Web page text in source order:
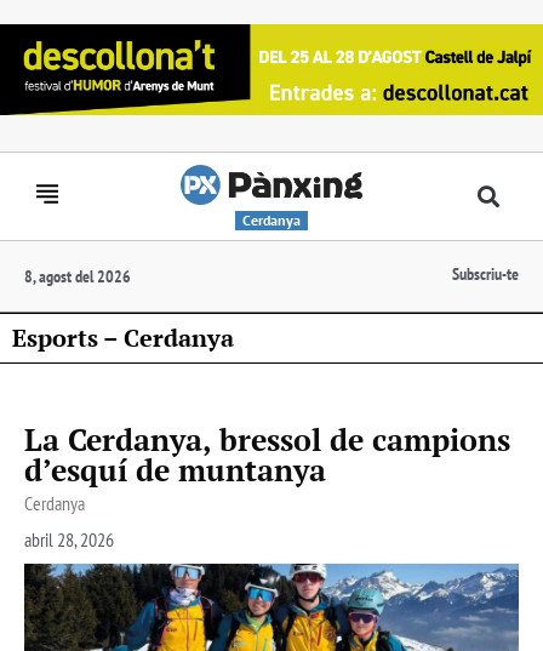
Cerdanya
8, agost del 2026 Subscriu-te
Esports – Cerdanya
La Cerdanya, bressol de campions
d’esquí de muntanya
Cerdanya
abril 28, 2026